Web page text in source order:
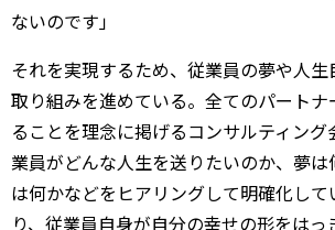
ないのです」
それを実現するため、従業員の夢や人生
取り組みを進めている。全てのパート
ることを理念に掲げるコンサルティン
業員がどんな人生を送りたいのか、夢
は何かなどをヒアリングして明確化して
り、従業員自身が自分の幸せの形をはっ